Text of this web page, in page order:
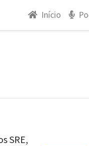
Início
SRE,